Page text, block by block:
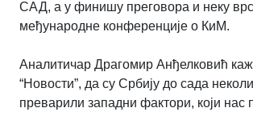
САД, а у финишу преговора и неку
међународне конференције о КиМ.
Аналитичар Драгомир Анђелковић
“Новости”, да су Србију до сада
преварили западни фактори, који нас